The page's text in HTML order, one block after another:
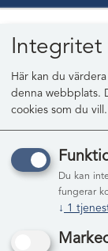
Visar 1 produkter
Integritet
Här kan du
denna webbplats.
cookies som du vill.
Du kan
fungerar
↓ 1